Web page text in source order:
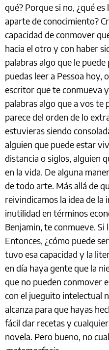
qué? Porque si no, ¿qué
aparte de conocimiento?
capacidad de conmover
hacia el otro y con haber
palabras algo que le
puedas leer a Pessoa hoy,
escritor que te conmueva
palabras algo que a vos te
parece del orden de lo
estuvieras siendo
alguien que puede estar
distancia o siglos, alguien
en la vida. De alguna
de todo arte. Más allá de
reivindicamos la idea de la
inutilidad en términos
Benjamin, te conmueve. Si
Entonces, ¿cómo puede
tuvo esa capacidad y la
en día haya gente que la
que no pueden conmover
con el jueguito intelectual
alcanza para que hayas
fácil dar recetas y
novela. Pero bueno, no